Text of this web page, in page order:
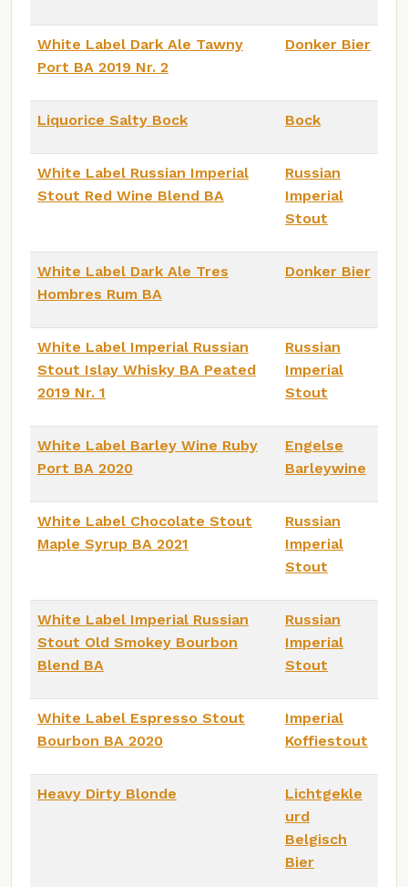
White Label Dark Ale Tawny
Port BA 2019 Nr. 2
Donker Bier
Liquorice Salty Bock Bock
White Label Russian Imperial
Stout Red Wine Blend BA
Russian
Imperial
Stout
White Label Dark Ale Tres
Hombres Rum BA
Donker Bier
White Label Imperial Russian
Stout Islay Whisky BA Peated
2019 Nr. 1
Russian
Imperial
Stout
White Label Barley Wine Ruby
Port BA 2020
Engelse
Barleywine
White Label Chocolate Stout
Maple Syrup BA 2021
Russian
Imperial
Stout
White Label Imperial Russian
Stout Old Smokey Bourbon
Blend BA
Russian
Imperial
Stout
White Label Espresso Stout
Bourbon BA 2020
Imperial
Koffiestout
Heavy Dirty Blonde
Lichtgekle
urd
Belgisch
Bier